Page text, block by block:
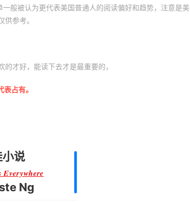
般被认为更代表美国普通人的阅读偏好和趋势，注意是美
参考。
才好，能读下去才是最重要的，
表占有。
小说
Ng